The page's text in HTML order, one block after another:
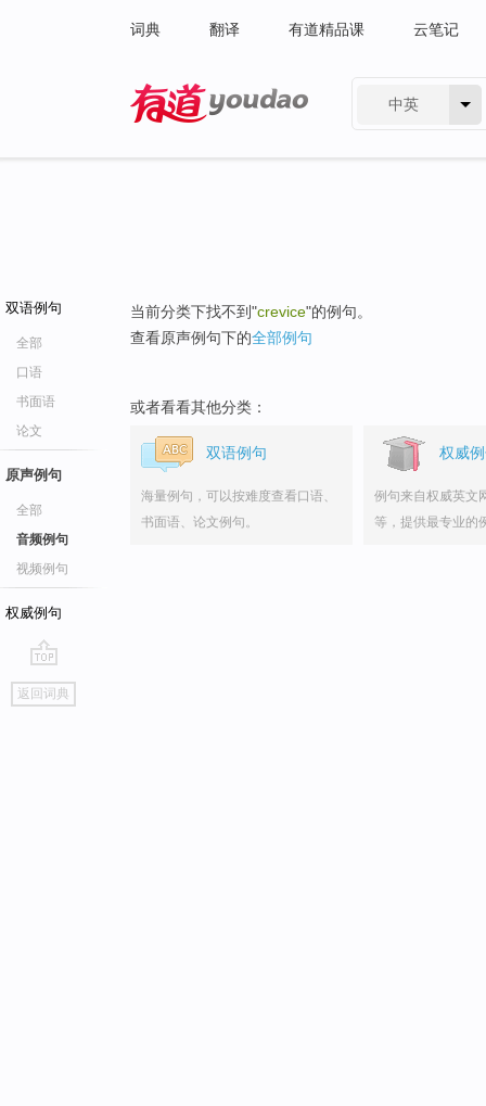
词典 翻译 有道精品课 云笔记
中英
双语例句
全部
口语
书面语
论文
原声例句
全部
音频例句
视频例句
权威例句
go
top
返回词典
当前分类下找不到"crevice"的例句。
查看原声例句下的全部例句
或者看看其他分类：
双语例句
海量例句，可以按难度查看口语、
书面语、论文例句。
权威
例句来自权威英文
等，提供最专业的